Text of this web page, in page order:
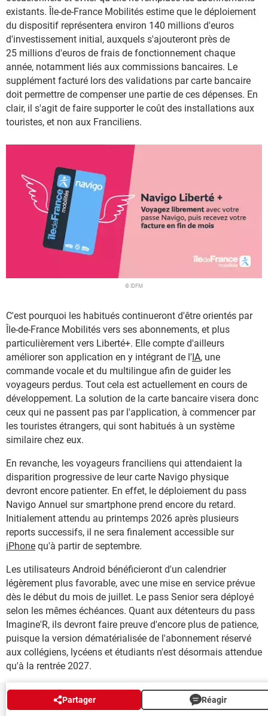
existants. Île-de-France Mobilités estime que le déploiement
du dispositif représentera environ 140 millions d'euros
d'investissement initial, auxquels s'ajouteront près de
25 millions d'euros de frais de fonctionnement chaque
année, notamment liés aux commissions bancaires. Le
supplément facturé lors des validations par carte bancaire
doit permettre de compenser une partie de ces dépenses. En
clair, il s'agit de faire supporter le coût des installations aux
touristes, et non aux Franciliens.
© IDFM
C'est pourquoi les habitués continueront d'être orientés par
Île-de-France Mobilités vers ses abonnements, et plus
particulièrement vers Liberté+. Elle compte d'ailleurs
améliorer son application en y intégrant de l'IA, une
commande vocale et du multilingue afin de guider les
voyageurs perdus. Tout cela est actuellement en cours de
développement. La solution de la carte bancaire visera donc
ceux qui ne passent pas par l'application, à commencer par
les touristes étrangers, qui sont habitués à un système
similaire chez eux.
En revanche, les voyageurs franciliens qui attendaient la
disparition progressive de leur carte Navigo physique
devront encore patienter. En effet, le déploiement du pass
Navigo Annuel sur smartphone prend encore du retard.
Initialement attendu au printemps 2026 après plusieurs
reports successifs, il ne sera finalement accessible sur
iPhone qu'à partir de septembre.
Les utilisateurs Android bénéficieront d'un calendrier
légèrement plus favorable, avec une mise en service prévue
dès le début du mois de juillet. Le pass Senior sera déployé
selon les mêmes échéances. Quant aux détenteurs du pass
Imagine'R, ils devront faire preuve d'encore plus de patience,
puisque la version dématérialisée de l'abonnement réservé
aux collégiens, lycéens et étudiants n'est désormais attendue
qu'à la rentrée 2027.
Partager Réagir
NEWSLETTER